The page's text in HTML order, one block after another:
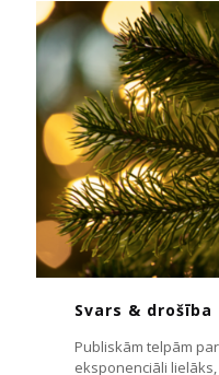
Svars & drošība
Publiskām telpām
eksponenciāli